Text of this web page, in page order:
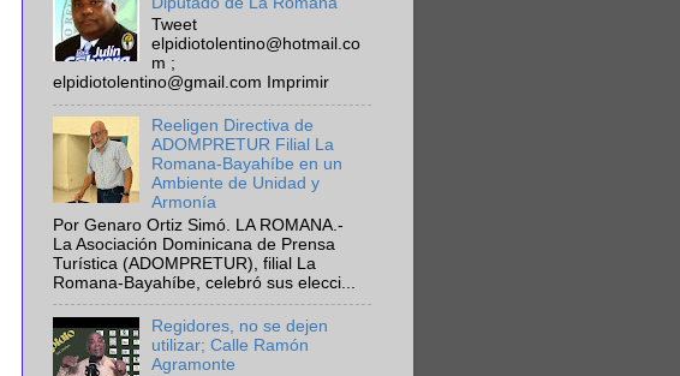
Tweet
elpidiotolentino@hotmail.co
m ;
elpidiotolentino@gmail.com Imprimir
Reeligen Directiva de
ADOMPRETUR Filial La
Romana-Bayahíbe en un
Ambiente de Unidad y
Armonía
Por Genaro Ortiz Simó. LA ROMANA.-
La Asociación Dominicana de Prensa
Turística (ADOMPRETUR), filial La
Romana-Bayahíbe, celebró sus elecci...
Regidores, no se dejen
utilizar; Calle Ramón
Agramonte